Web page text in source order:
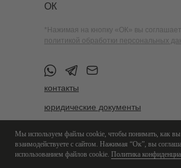
Мы используем файлы cookie, чтобы понимать, как вы
взаимодействуете с сайтом. Нажимая “Ок”, вы
использованием файлов cookie. Политика
© 3L GALLERY 2026
ОК
контакты
юридические документы
*Нажимая на кнопку «ОК» вы
политикой обработки персональных